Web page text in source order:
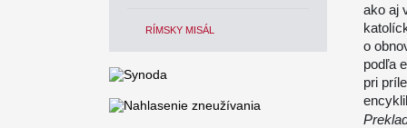
RÍMSKY MISÁL
ako aj
o
podľa
pri